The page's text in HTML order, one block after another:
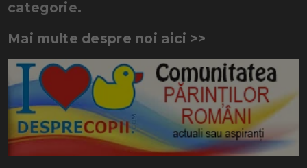
categorie.
Mai multe despre noi aici >>